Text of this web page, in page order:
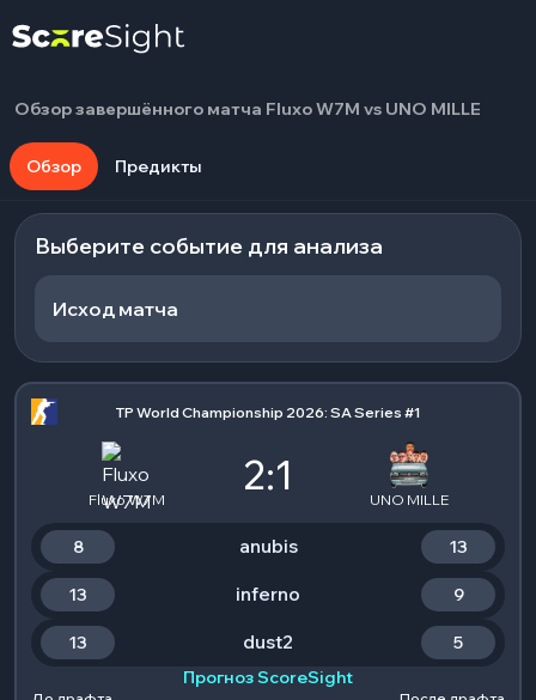
Обзор завершённого матча Fluxo W7M vs UNO MILLE
Обзор Предикты
Выберите событие для анализа
Исход матча
TP World Championship 2026: SA Series #1
Fluxo W7M
2:1
UNO MILLE
8 anubis 13
13 inferno 9
13 dust2
5
Прогноз ScoreSight